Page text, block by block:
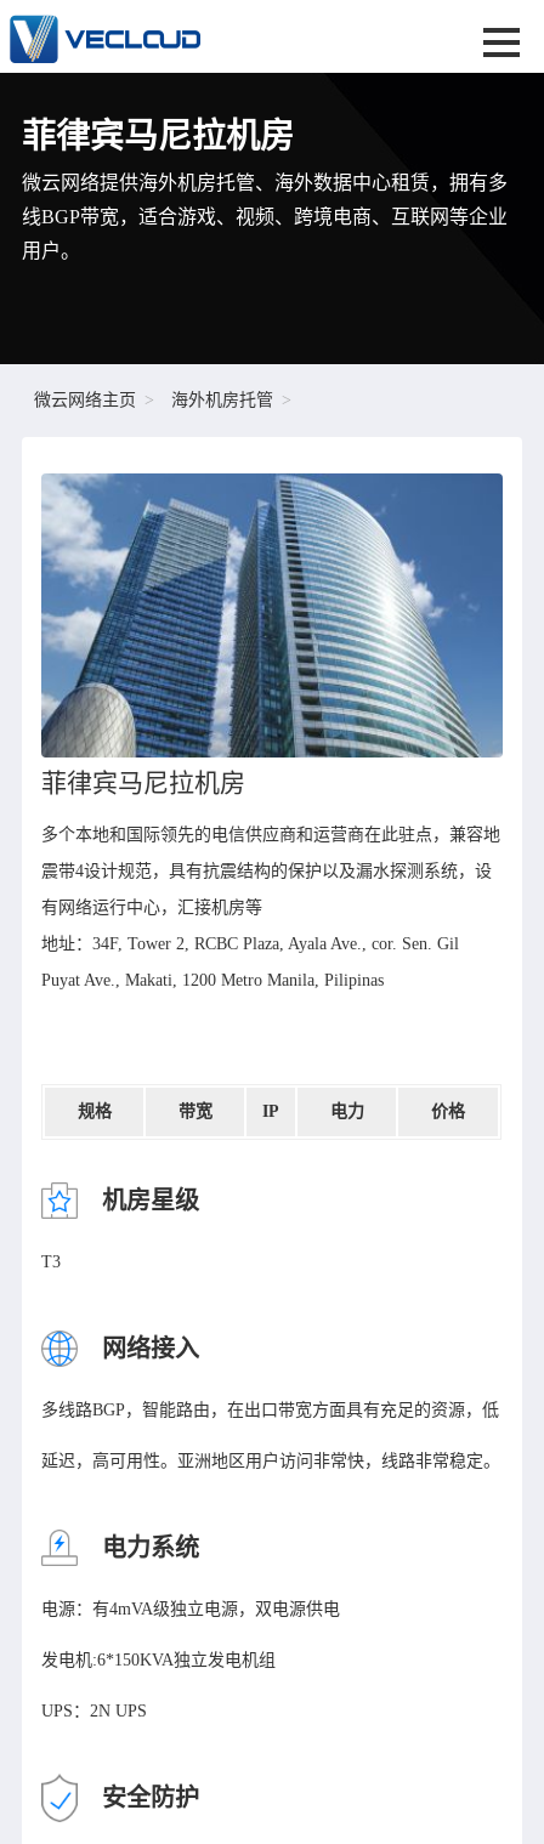
菲律宾马尼拉机房
微云网络提供海外机房托管、海外数据中心租赁，拥有多
线BGP带宽，适合游戏、视频、跨境电商、互联网等企业
用户。
微云网络主页 海外机房托管
菲律宾马尼拉机房
多个本地和国际领先的电信供应商和运营商在此驻点，兼容地
震带4设计规范，具有抗震结构的保护以及漏水探测系统，设
有网络运行中心，汇接机房等
地址：34F, Tower 2, RCBC Plaza, Ayala Ave., cor. Sen. Gil
Puyat Ave., Makati, 1200 Metro Manila, Pilipinas
规格 带宽 IP 电力 价格
机房星级
T3
网络接入
多线路BGP，智能路由，在出口带宽方面具有充足的资源，低
延迟，高可用性。亚洲地区用户访问非常快，线路非常稳定。
电力系统
电源：有4mVA级独立电源，双电源供电
发电机:6*150KVA独立发电机组
UPS：2N UPS
安全防护